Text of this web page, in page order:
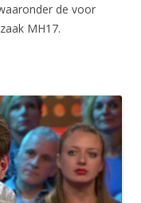
de voor
MH17.